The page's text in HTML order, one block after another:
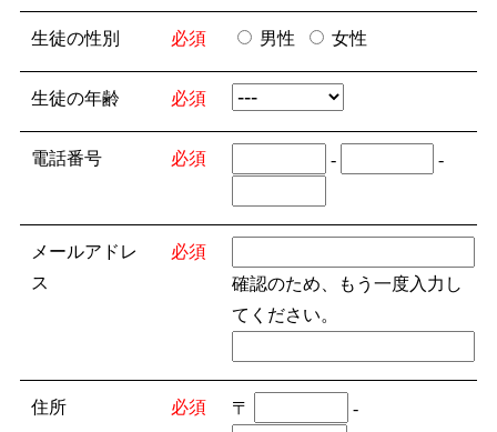
生徒の性別 必須 男性 女性
生徒の年齢 必須
電話番号 必須 - -
メールアドレ
ス
必須
確認のため、もう一度入力し
てください。
住所 必須 〒 -